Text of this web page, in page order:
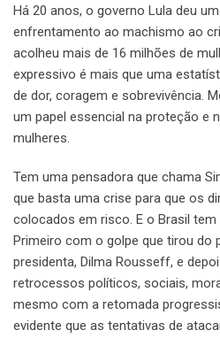
Há 20 anos, o governo Lula deu
enfrentamento ao machismo ao
acolheu mais de 16 milhões de
expressivo é mais que uma
de dor, coragem e sobrevivência.
um papel essencial na proteção e
mulheres.
Tem uma pensadora que chama
que basta uma crise para que os
colocados em risco. E o Brasil
Primeiro com o golpe que tirou do
presidenta, Dilma Rousseff, e
retrocessos políticos, sociais,
mesmo com a retomada
evidente que as tentativas de